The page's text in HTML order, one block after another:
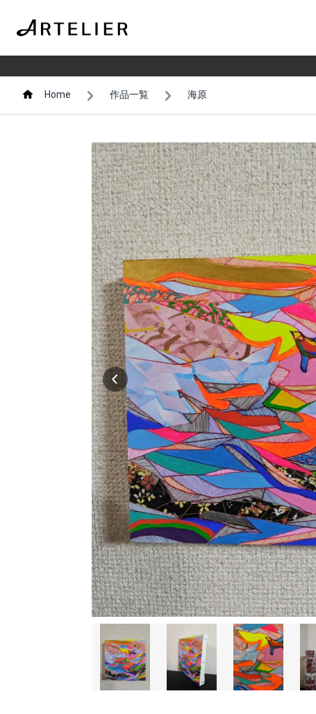
Home 作品一覧 海原